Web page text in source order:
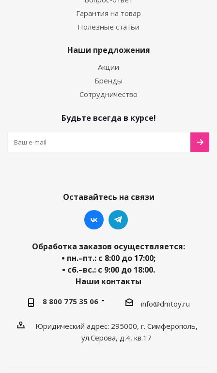
Гарантия на товар
Полезные статьи
Наши предложения
Акции
Бренды
Сотрудничество
Будьте всегда в курсе!
Оставайтесь на связи
Обработка заказов осуществляется:
• пн.–пт.: с 8:00 до 17:00;
• сб.–вс.: с 9:00 до 18:00.
Наши контакты
8 800 775 35 06 info@dmtoy.ru
Юридический адрес: 295000, г. Симферополь,
ул.Серова, д.4, кв.17